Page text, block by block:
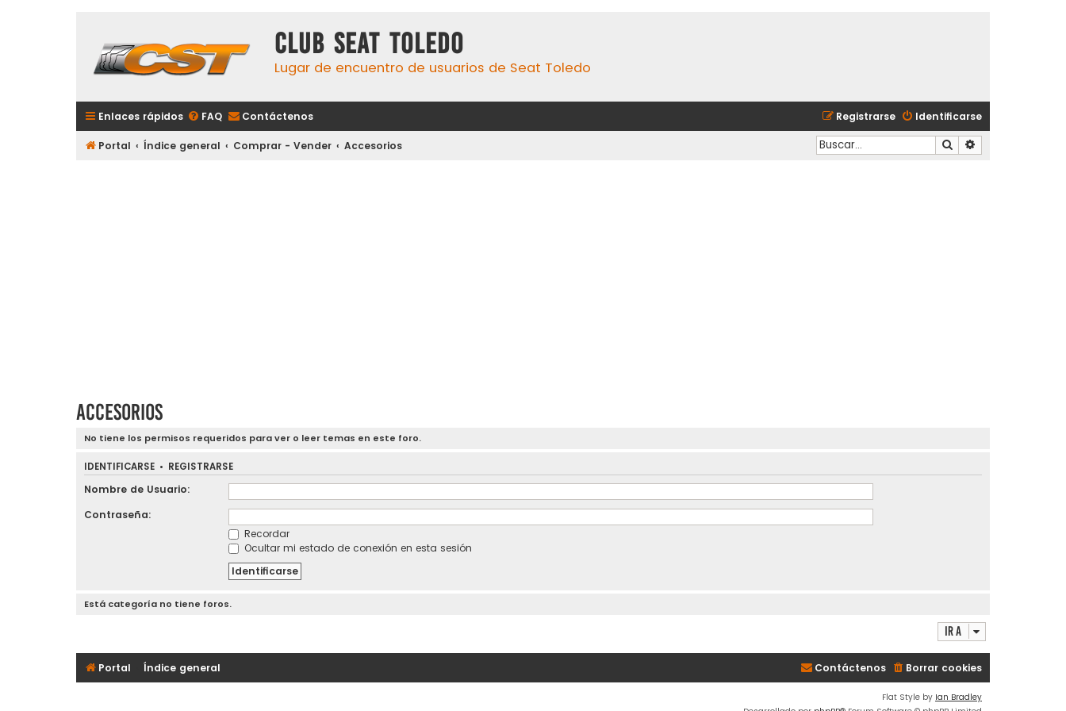
Club Seat Toledo
Lugar de encuentro de usuarios de Seat Toledo
Enlaces rápidos FAQ Contáctenos Identificarse
Registrarse
Portal Índice general Comprar - Vender Accesorios Buscar
Accesorios
No tiene los permisos requeridos para ver o leer temas en este foro.
IDENTIFICARSE • REGISTRARSE
Nombre de Usuario:
Contraseña:
Recordar
Ocultar mi estado de conexión en esta sesión
Está categoría no tiene foros.
Ir a
Portal Índice general Borrar cookies
Contáctenos
Flat Style by Ian Bradley